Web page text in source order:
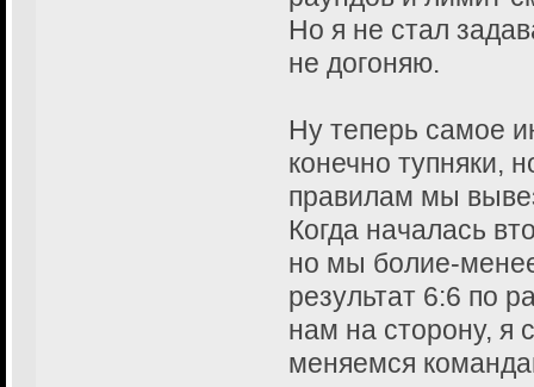
CANCELL THIS
19:23 -
DEAL!
what we going
19:24 -
not come on
19:24 -
technical
19:24 -
proofs of our
19:24 -
Но я не стал
не догоняю.
Ну теперь самое
конечно тупняки,
правилам мы
Когда началась
но мы болие-
результат 6:6 по
нам на сторону, я
меняемся